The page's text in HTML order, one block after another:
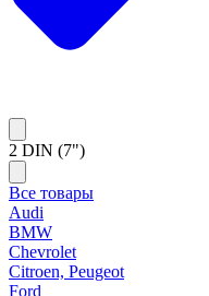
2 DIN (7")
Все товары
Audi
BMW
Chevrolet
Citroen, Peugeot
Ford